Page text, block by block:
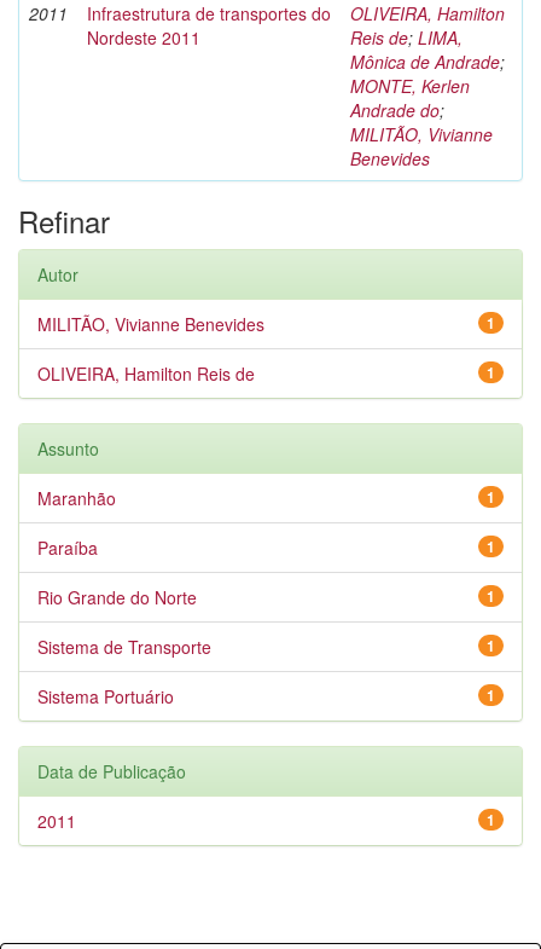
2011
Infraestrutura de transportes do
Nordeste 2011
OLIVEIRA, Hamilton
Reis de; LIMA,
Mônica de Andrade;
MONTE, Kerlen
Andrade do;
MILITÃO, Vivianne
Benevides
Refinar
Autor
1
MILITÃO, Vivianne Benevides
1
OLIVEIRA, Hamilton Reis de
Assunto
1
Maranhão
1
Paraíba
1
Rio Grande do Norte
1
Sistema de Transporte
1
Sistema Portuário
Data de Publicação
1
2011